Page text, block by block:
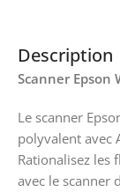
Description
Scanner Epson
Le scanner
polyvalent avec
Rationalisez les
avec le scanner